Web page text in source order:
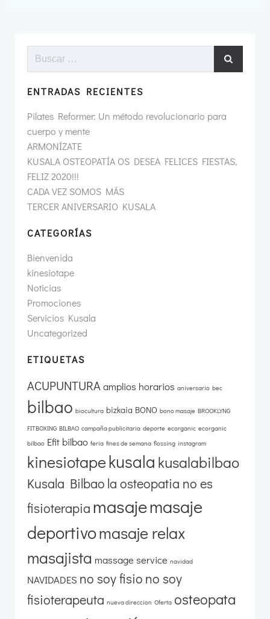
Buscar:
ENTRADAS RECIENTES
Pilates Reformer: Un método revolucionario para
cuerpo y mente
ARMONÍZATE
KUSALA OSTEOPATÍA OS DESEA FELICES FIESTAS,
FELIZ 2020!!!
CADA VEZ SOMOS MÁS
TERCER ANIVERSARIO KUSALA
CATEGORÍAS
Bienvenida
kinesiotape
Noticias
Promociones
Servicios Kusala
Uncategorized
ETIQUETAS
ACUPUNTURA amplios horarios aniversario bec
bilbao biocultura bizkaia BONO bono masaje BROOKLYNG
FITBOXING BILBAO campaña publicitaria deporte ecorganic ecorganic
bilbao Efit bilbao feria fines de semana flossing instagram
kinesiotapekusala kusalabilbao
Kusala Bilbao la osteopatia no es
fisioterapia masajemasaje
deportivomasaje relax
masajista massage service navidad
NAVIDADES no soy fisio no soy
fisioterapeuta nueva direccion Oferta osteopata